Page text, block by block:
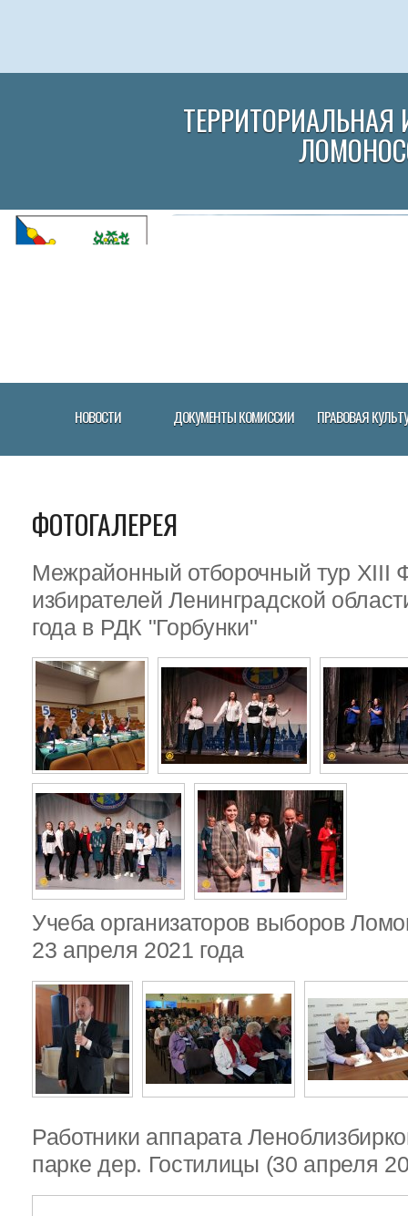
НОВОСТИ ДОКУМЕНТЫ КОМИССИИ ПРАВОВАЯ
ФОТОГАЛЕРЕЯ
Межрайонный отборочный тур XIII
избирателей Ленинградской
года в РДК "Горбунки"
Учеба организаторов выборов
23 апреля 2021 года
Работники аппарата
парке дер. Гостилицы (30 апреля